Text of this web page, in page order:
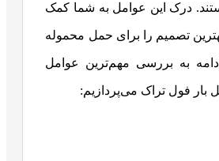
درک این عوامل به شما کمک
بهترین تصمیم را برای حمل محموله
به بررسی مهم‌ترین عوامل
بار فول تراک می‌پردازیم: